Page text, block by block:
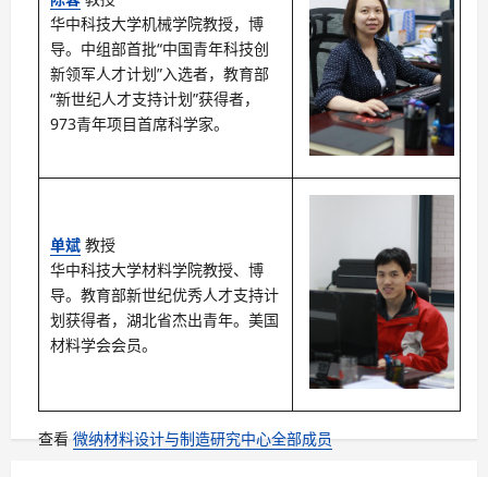
华中科技大学机械学院教授，博
导。中组部首批“中国青年科技创
新领军人才计划”入选者，教育部
“新世纪人才支持计划”获得者，
973青年项目首席科学家。
单斌 教授
华中科技大学材料学院教授、博
导。教育部新世纪优秀人才支持计
划获得者，湖北省杰出青年。美国
材料学会会员。
查看微纳材料设计与制造研究中心全部成员